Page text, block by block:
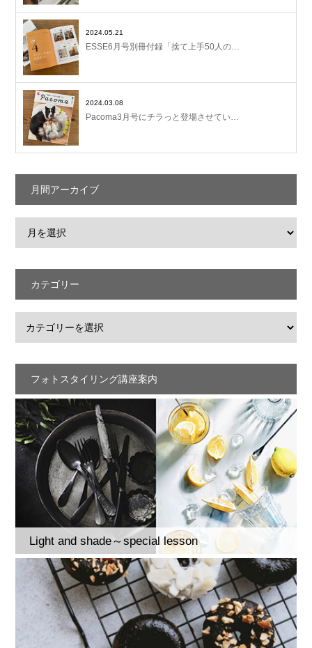
2024.05.21
ESSE6月号別冊付録「捨て上手50人の…
2024.03.08
Pacoma3月号にチラっと登場させてい…
月間アーカイブ
カテゴリー
フォトスタイリング講座案内
Light and shade～special lesson